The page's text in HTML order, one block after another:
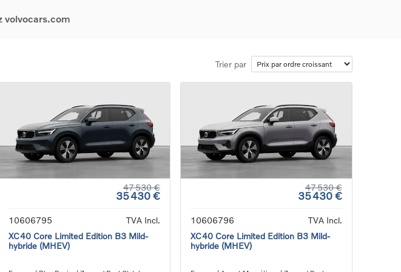
hybrides
micro-hybrides
volvocars.com
Entretien & Réparations
Reprise de votre voiture
Volvo Support
Garantie
Service de dépannage
Trouver un distributeur
Trier par
47 530 €
35 430 €
10606795
TVA Incl.
XC40 Core Limited Edition B3 Mild-
hybride (MHEV)
47 530 €
35 430 €
10606796
TVA Incl.
XC40 Core Limited Edition B3 Mild-
hybride (MHEV)